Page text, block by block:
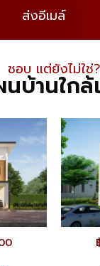
ส่งอีเมล์
ชอบ แต่ยังไม่ใช่​?
บ้านใกล้